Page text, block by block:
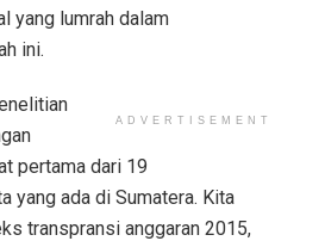
yang lumrah dalam
ini.
ADVERTISEMENT
pertama dari 19
yang ada di Sumatera. Kita
transpransi anggaran 2015,